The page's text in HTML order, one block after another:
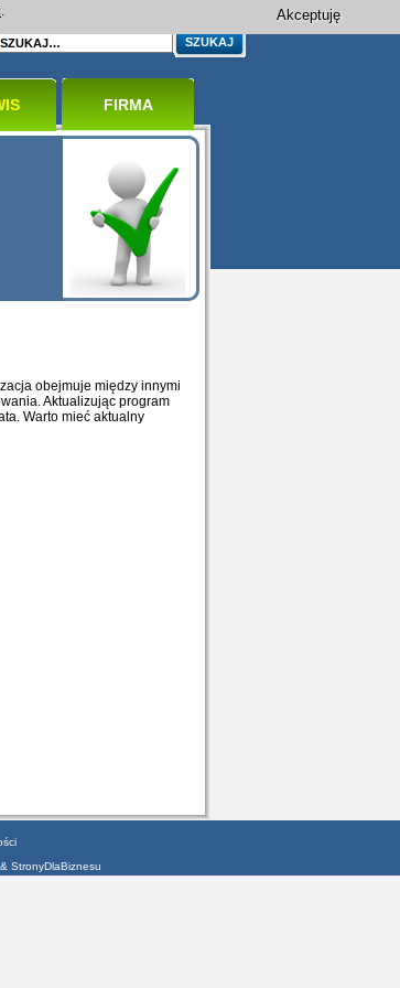
FIRMA
obejmuje między innymi
Aktualizując program
Warto mieć aktualny
& StronyDlaBiznesu
. Akceptuję